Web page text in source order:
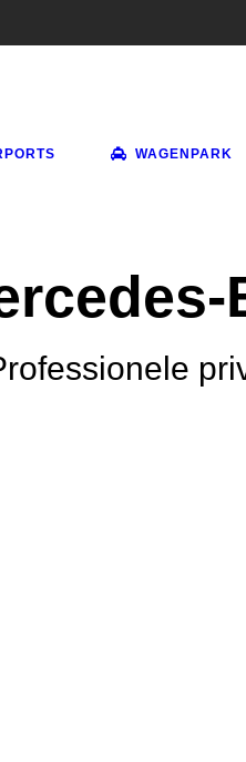
WAGENPARK